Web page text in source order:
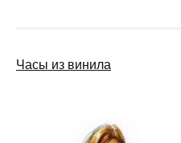
Часы из винила